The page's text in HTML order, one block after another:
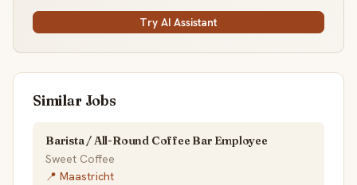
Try AI Assistant
Similar Jobs
Barista / All-Round Coffee Bar Employee
Sweet Coffee
📍 Maastricht